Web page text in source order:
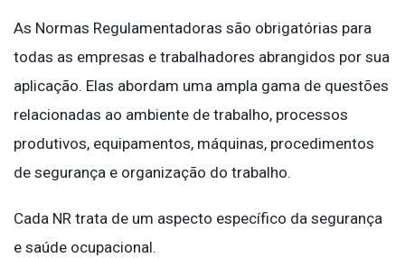
As Normas Regulamentadoras são obrigatórias para
todas as empresas e trabalhadores abrangidos por sua
aplicação. Elas abordam uma ampla gama de questões
relacionadas ao ambiente de trabalho, processos
produtivos, equipamentos, máquinas, procedimentos
de segurança e organização do trabalho.
Cada NR trata de um aspecto específico da segurança
e saúde ocupacional.